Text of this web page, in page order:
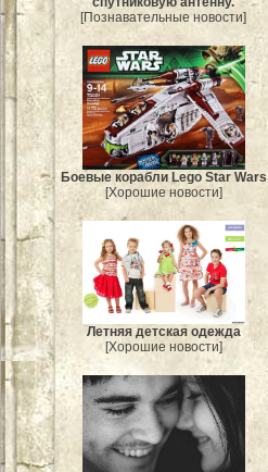
[Познавательные новости]
Боевые корабли Lego Star Wars
[Хорошие новости]
Летняя детская одежда
[Хорошие новости]